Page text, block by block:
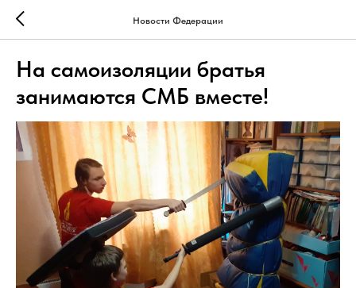
Новости Федерации
На самоизоляции братья
занимаются СМБ вместе!